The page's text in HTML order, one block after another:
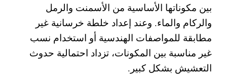
بين مكوناتها الأساسية من الأسمنت والرمل
والركام والماء. وعند إعداد خلطة خرسانية غير
مطابقة للمواصفات الهندسية أو استخدام نسب
غير مناسبة بين المكونات، تزداد احتمالية حدوث
التعشيش بشكل كبير.